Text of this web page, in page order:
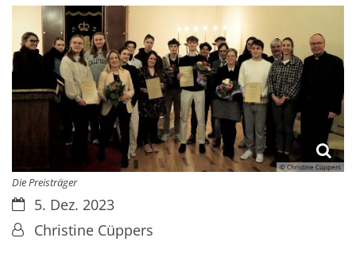
© Christine Cüppers
Die Preisträger
Datum:5. Dez. 2023
Von:Christine Cüppers